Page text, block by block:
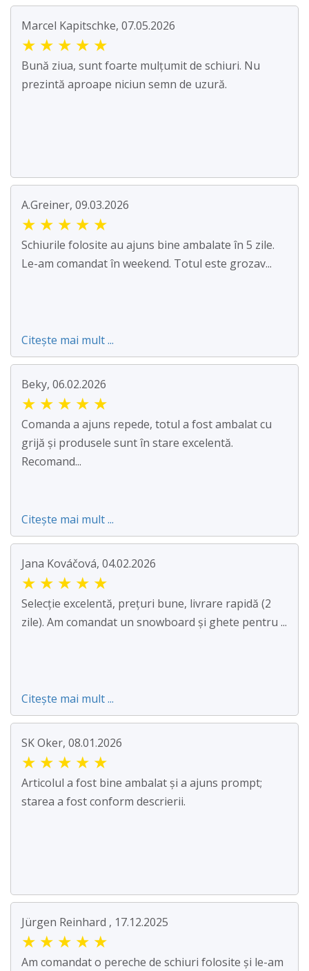
Marcel Kapitschke, 07.05.2026
★ ★ ★ ★ ★
Bună ziua, sunt foarte mulțumit de schiuri. Nu
prezintă aproape niciun semn de uzură.
A.Greiner, 09.03.2026
★ ★ ★ ★ ★
Schiurile folosite au ajuns bine ambalate în 5 zile.
Le-am comandat în weekend. Totul este grozav...
Citește mai mult ...
Beky, 06.02.2026
★ ★ ★ ★ ★
Comanda a ajuns repede, totul a fost ambalat cu
grijă și produsele sunt în stare excelentă.
Recomand...
Citește mai mult ...
Jana Kováčová, 04.02.2026
★ ★ ★ ★ ★
Selecție excelentă, prețuri bune, livrare rapidă (2
zile). Am comandat un snowboard și ghete pentru ...
Citește mai mult ...
SK Oker, 08.01.2026
★ ★ ★ ★ ★
Articolul a fost bine ambalat și a ajuns prompt;
starea a fost conform descrierii.
Jürgen Reinhard , 17.12.2025
★ ★ ★ ★ ★
Am comandat o pereche de schiuri folosite și le-am